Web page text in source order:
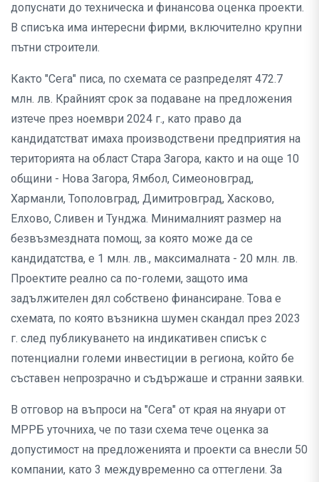
допуснати до техническа и финансова оценка проекти.
В списъка има интересни фирми, включително крупни
пътни строители.
Както "Сега" писа, по схемата се разпределят 472.7
млн. лв. Крайният срок за подаване на предложения
изтече през ноември 2024 г., като право да
кандидатстват имаха производствени предприятия на
територията на област Стара Загора, както и на още 10
общини - Нова Загора, Ямбол, Симеоновград,
Харманли, Тополовград, Димитровград, Хасково,
Елхово, Сливен и Тунджа. Минималният размер на
безвъзмездната помощ, за която може да се
кандидатства, е 1 млн. лв., максималната - 20 млн. лв.
Проектите реално са по-големи, защото има
задължителен дял собствено финансиране. Това е
схемата, по която възникна шумен скандал през 2023
г. след публикуването на индикативен списък с
потенциални големи инвестиции в региона, който бе
съставен непрозрачно и съдържаше и странни заявки.
В отговор на въпроси на "Сега" от края на януари от
МРРБ уточниха, че по тази схема тече оценка за
допустимост на предложенията и проекти са внесли 50
компании, като 3 междувременно са оттеглени. За